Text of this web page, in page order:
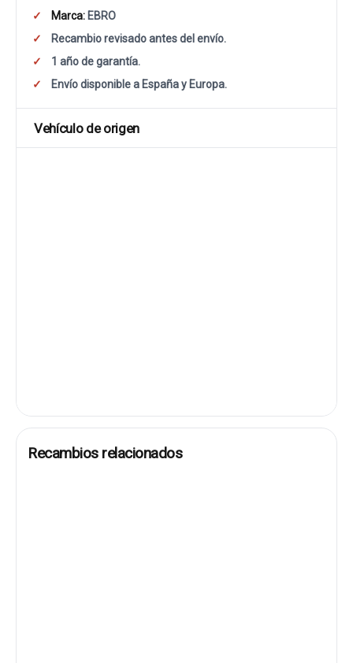
Marca: EBRO
Recambio revisado antes del envío.
1 año de garantía.
Envío disponible a España y Europa.
Vehículo de origen
Recambios relacionados